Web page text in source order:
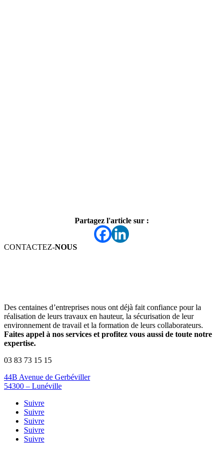
Partagez l'article sur :
CONTACTEZ-NOUS
Des centaines d’entreprises nous ont déjà fait confiance pour la
réalisation de leurs travaux en hauteur, la sécurisation de leur
environnement de travail et la formation de leurs collaborateurs.
Faites appel à nos services et profitez vous aussi de toute notre
expertise.
03 83 73 15 15
44B Avenue de Gerbéviller
54300 – Lunéville
Suivre
Suivre
Suivre
Suivre
Suivre